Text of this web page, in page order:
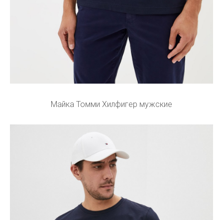
Майка Томми Хилфигер мужские